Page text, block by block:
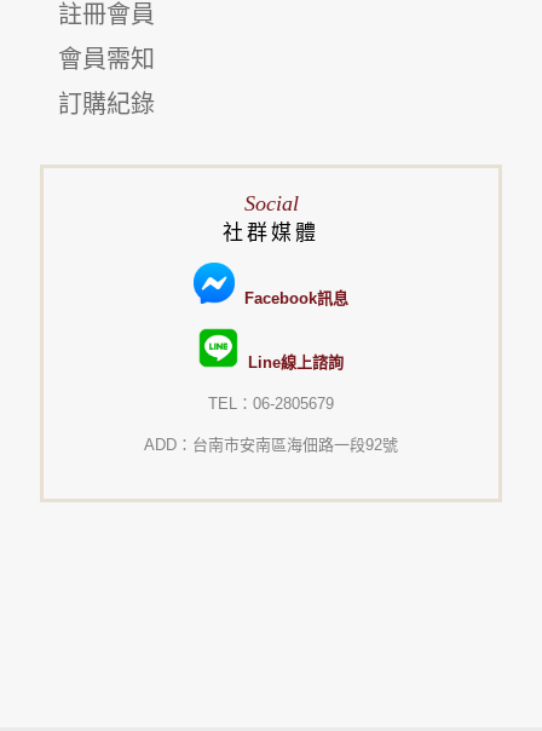
註冊會員
會員需知
訂購紀錄
Social
社群媒體
Facebook訊息
Line線上諮詢
TEL：06-2805679
ADD：台南市安南區海佃路一段92號